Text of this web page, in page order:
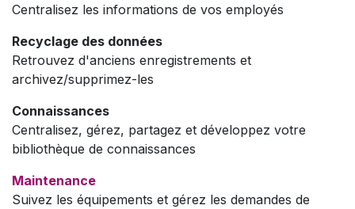
Centralisez les informations de vos employés
Recyclage des données
Retrouvez d'anciens enregistrements et
archivez/supprimez-les
Connaissances
Centralisez, gérez, partagez et développez votre
bibliothèque de connaissances
Maintenance
Suivez les équipements et gérez les demandes de